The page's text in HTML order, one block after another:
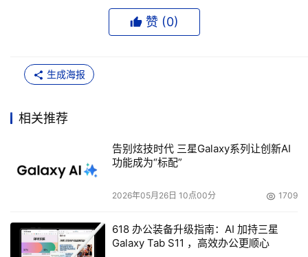
赞 (0)
生成海报
相关推荐
告别炫技时代 三星Galaxy系列让创新AI
功能成为“标配”
2026年05月26日 10点00分 1709
618 办公装备升级指南：AI 加持三星
Galaxy Tab S11 ，高效办公更顺心